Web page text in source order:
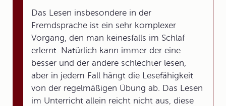
Das Lesen insbesondere in der
Fremdsprache ist ein sehr komplexer
Vorgang, den man keinesfalls im Schlaf
erlernt. Natürlich kann immer der eine
besser und der andere schlechter lesen,
aber in jedem Fall hängt die Lesefähigkeit
von der regelmäßigen Übung ab. Das Lesen
im Unterricht allein reicht nicht aus, diese